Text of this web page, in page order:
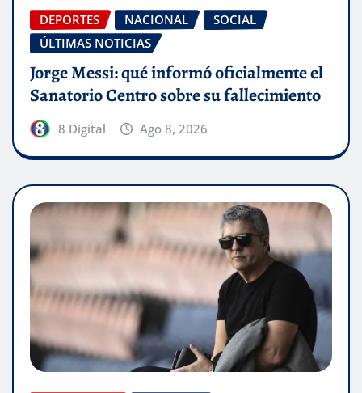
DEPORTES NACIONAL
SOCIAL
ÚLTIMAS NOTICIAS
Jorge Messi: qué informó oficialmente el
Sanatorio Centro sobre su fallecimiento
8 Digital Ago 8, 2026